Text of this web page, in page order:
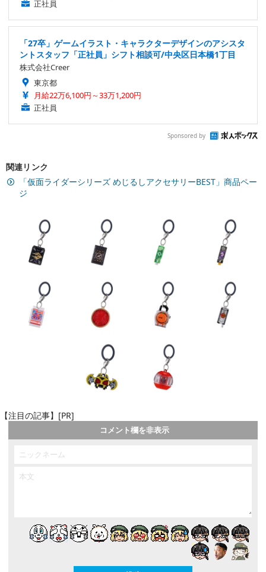
正社員
「27卒」ゲームイラスト・キャラクターデザインのアシスタ
ントスタッフ「正社員」シフト相談可/中央区日本橋1丁目
株式会社Creer
東京都
月給22万6,100円～33万1,200円
正社員
Sponsored by
関連リンク
「仮面ライダーシリーズ めじるしアクセサリーBEST」商品ペー
ジ
【注目の記事】[PR]
コメント欄を非表示